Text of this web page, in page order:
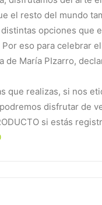
el resto del mundo
opciones que
eso para celebrar
de María PIzarro,
que realizas, si nos
disfrutar de
si estás